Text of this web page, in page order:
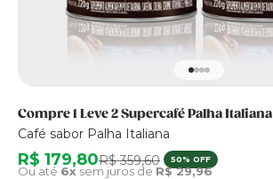
Compre 1 Leve 2 Supercafé Palha Italiana
Café sabor Palha Italiana
Preço promocional
R$ 179,80Preço normal
R$ 359,60 50% OFF
Ou até 6x sem juros de R$ 29,96